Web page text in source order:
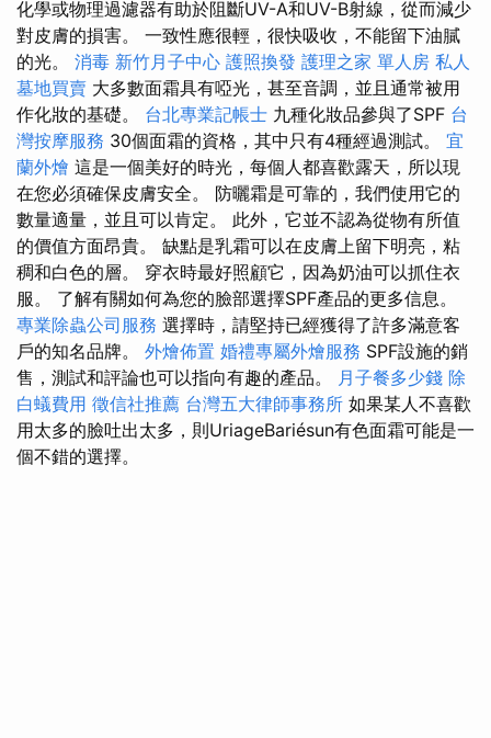
化學或物理過濾器有助於阻斷​​UV-A和UV-B射線，從而減少
對皮膚的損害。 一致性應很輕，很快吸收，不能留下油膩
的光。 消毒 新竹月子中心 護照換發 護理之家 單人房 私人
墓地買賣 大多數面霜具有啞光，甚至音調，並且通常被用
作化妝的基礎。 台北專業記帳士 九種化妝品參與了SPF 台
灣按摩服務 30個面霜的資格，其中只有4種經過測試。 宜
蘭外燴 這是一個美好的時光，每個人都喜歡露天，所以現
在您必須確保皮膚安全。 防曬霜是可靠的，我們使用它的
數量適量，並且可以肯定。 此外，它並不認為從物有所值
的價值方面昂貴。 缺點是乳霜可以在皮膚上留下明亮，粘
稠和白色的層。 穿衣時最好照顧它，因為奶油可以抓住衣
服。 了解有關如何為您的臉部選擇SPF產品的更多信息。
專業除蟲公司服務 選擇時，請堅持已經獲得了許多滿意客
戶的知名品牌。 外燴佈置 婚禮專屬外燴服務 SPF設施的銷
售，測試和評論也可以指向有趣的產品。 月子餐多少錢 除
白蟻費用 徵信社推薦 台灣五大律師事務所 如果某人不喜歡
用太多的臉吐出太多，則UriageBariésun有色面霜可能是一
個不錯的選擇。